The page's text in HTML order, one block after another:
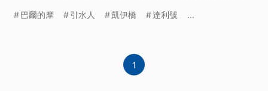
巴爾的摩 引水人 凱伊橋 達利號 ...
1